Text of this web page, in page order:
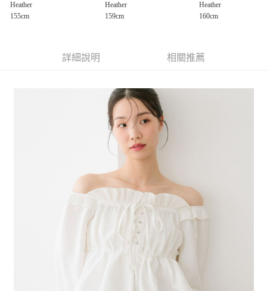
1.本服務由台灣大哥大提供，台灣大哥大用戶可立即使用無須另外申請。
2.付款方式選擇「大哥付你分期」，訂單成立後會自動跳轉到大哥付的交易
3.實際核准額度、可分期數及費用金額請依後續交易確認頁面所載為準。
4.訂單成立30分鐘內，如未前往確認交易或遇審核未通過，訂單將自動取
1.分期款項不併入電信帳單，「大哥付你分期」於每月結算日後寄送繳費提
2.透過簡訊連結打開帳單後，可選擇「超商條碼／台灣大直營門市／銀行轉
帳／街口支付／iPASS MONEY」等通路繳費。
1.本服務係由「台灣大哥大股份有限公司」（以下簡稱本公司）所提供，讓
用戶於交易時，得透過本服務購買商品或服務，並由商店將買賣／分期付款
買賣價金債權讓與本公司後，依約使用本公司帳單繳交帳款。
2.基於同意付款使用「大哥付你分期」之契約關係目的，商店將以您的個人
資料（包含姓名、電話或地址）提供予台灣大哥大進項蒐集、處理及利用，
由本公司與您本人進行分期帳單所需資料之確認、核對及更正。
3.完整用戶服務條款，請詳閱以下連結：
https://oppay.tw/userRule
AFTEE先享後付
３．安心：先確認商品／服務後，再付款。
【「AFTEE先享後付」結帳流程】
１．於結帳方式選擇「AFTEE先享後付」後，將跳轉至「AFTEE先享後付」
結帳頁面，進行簡訊認證並確認金額後，即可完成結帳。
２．訂單成立數日內，您將收到繳費通知簡訊。
３．收到繳費通知簡訊後14天內，點擊此簡訊中的連結，可透過四大超商／
ATM／網路銀行／等多元方式進行付款，方視為交易完成。
※ 請注意：結帳手續完成當下不需立刻繳費，但若您需要取消訂單，請聯絡
購買商品的店家。未經商家同意取消之訂單仍視為有效，需透過AFTEE先享
※ 交易是否成功請以「AFTEE先享後付 」之結帳頁面顯示為準，若有關於
是否繳費成功／繳費後需取消欲退款等相關疑問，請聯繫「AFTEE先享後付
https://netprotections.freshdesk.com/support/home
１．透過由恩沛科技股份有限公司提供之「AFTEE先享後付」服務完成之交
易，需依本服務之必要範圍內提供個人資料，並將交易相關給付款項請求債
每筆NT$80，滿NT$1,500(含以上)免運費
每筆NT$80，滿NT$1,500(含以上)免運費
每筆NT$80，滿NT$1,500(含以上)免運費
每筆NT$80，滿NT$1,500(含以上)免運費
每筆NT$80，滿NT$1,500(含以上)免運費
Heather
155cm
Heather
159cm
Heather
160cm
詳細說明 相關推薦